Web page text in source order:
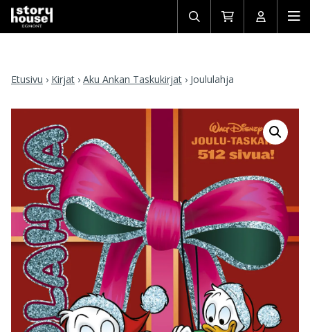
Avaa/sulje
haku
Siirry
ostoskoriin
Avaa/
Etusivu › Kirjat › Aku Ankan Taskukirjat › Joululahja